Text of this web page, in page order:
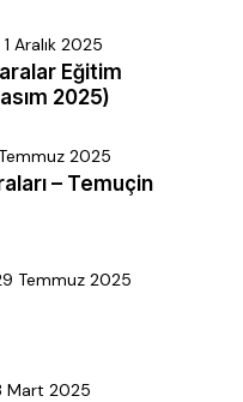
1 Aralık 2025
Eğitim
2025)
2025
– Temuçin
Temmuz 2025
Mart 2025